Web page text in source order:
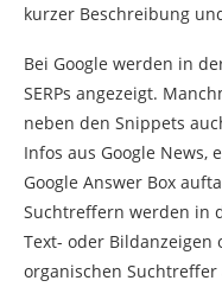
kurzer Beschreibung
Bei Google werden in
SERPs angezeigt.
neben den Snippets
Infos aus Google News,
Google Answer Box
Suchtreffern werden in
Text- oder
organischen